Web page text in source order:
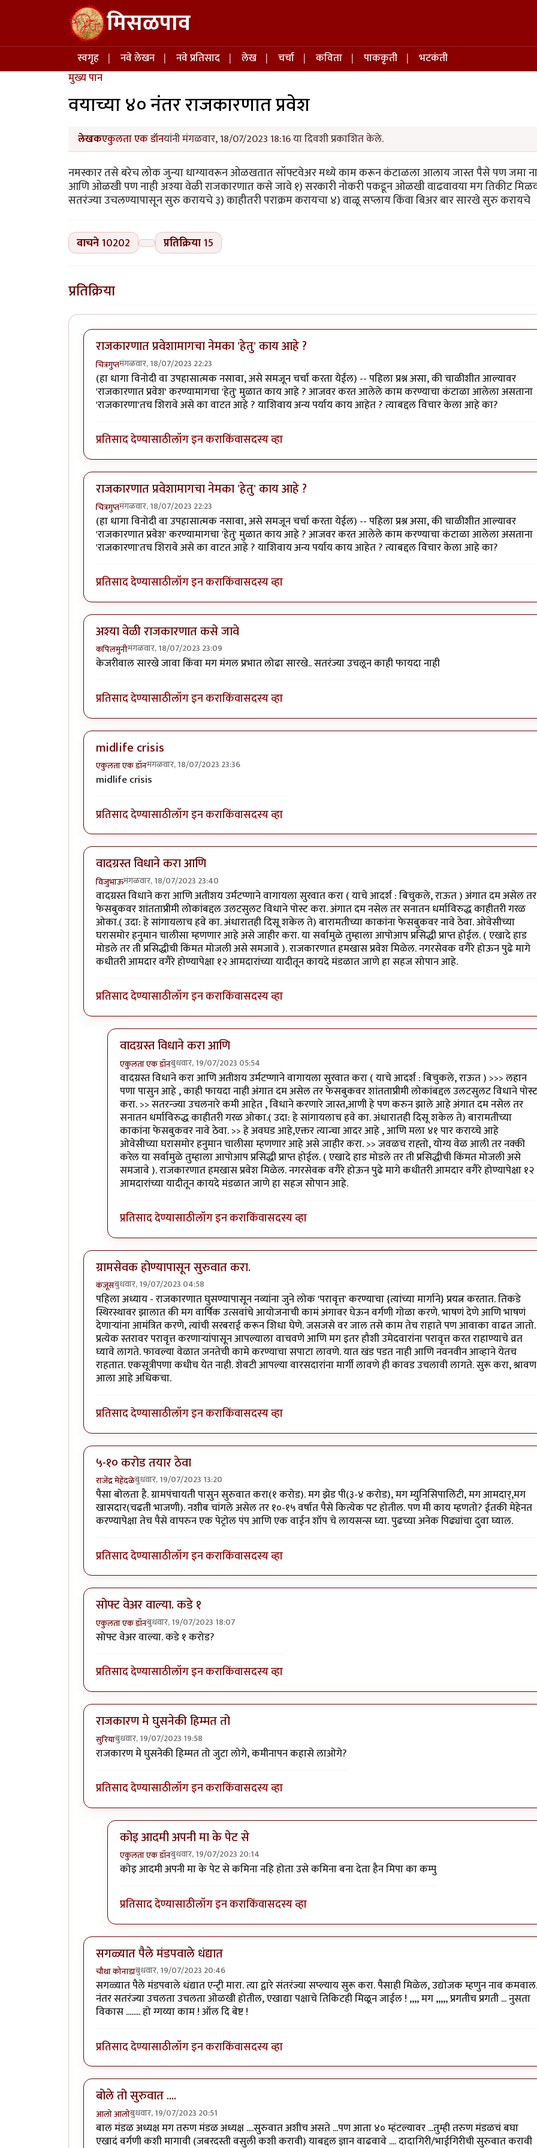
Skip to main content मिसळपाव
Main navigation
स्वगृह नवे लेखन नवे प्रतिसाद लेख चर्चा कविता पाककृती
भटकंती
मुख्य पान
वयाच्या ४० नंतर राजकारणात प्रवेश
लेखकएकुलता एक डॉनयांनी मंगळवार, 18/07/2023 18:16 या दिवशी प्रकाशित केले.
नमस्कार तसे बरेच लोक जुन्या धाग्यावरून ओळखतात सॉफ्टवेअर मध्ये काम करून कंटाळला आलाय जास्त पैसे पण जमा
आणि ओळखी पण नाही अश्या वेळी राजकारणात कसे जावे १) सरकारी नोकरी पकडून ओळखी वाढवावया मग तिकीट
सतरंज्या उचलण्यापासून सुरु करायचे ३) काहीतरी पराक्रम करायचा ४) वाळू सप्लाय किंवा बिअर बार सारखे सुरु करायचे
वाचने10202 प्रतिक्रिया15
प्रतिक्रिया
राजकारणात प्रवेशामागचा नेमका 'हेतु' काय आहे ?
चित्रगुप्तमंगळवार, 18/07/2023 22:23
(हा धागा विनोदी वा उपहासात्मक नसावा, असे समजून चर्चा करता येईल) -- पहिला प्रश्न असा, की चाळीशीत आल्यावर
'राजकारणात प्रवेश' करण्यामागचा 'हेतु' मुळात काय आहे ? आजवर करत आलेले काम करण्याचा कंटाळा आलेला असताना
'राजकारणा'तच शिरावे असे का वाटत आहे ? याशिवाय अन्य पर्याय काय आहेत ? त्याबद्दल विचार केला आहे का?
प्रतिसाद देण्यासाठीलॉग इन कराकिंवासदस्य व्हा
राजकारणात प्रवेशामागचा नेमका 'हेतु' काय आहे ?
चित्रगुप्तमंगळवार, 18/07/2023 22:23
(हा धागा विनोदी वा उपहासात्मक नसावा, असे समजून चर्चा करता येईल) -- पहिला प्रश्न असा, की चाळीशीत आल्यावर
'राजकारणात प्रवेश' करण्यामागचा 'हेतु' मुळात काय आहे ? आजवर करत आलेले काम करण्याचा कंटाळा आलेला असताना
'राजकारणा'तच शिरावे असे का वाटत आहे ? याशिवाय अन्य पर्याय काय आहेत ? त्याबद्दल विचार केला आहे का?
प्रतिसाद देण्यासाठीलॉग इन कराकिंवासदस्य व्हा
अश्या वेळी राजकारणात कसे जावे
कपिलमुनीमंगळवार, 18/07/2023 23:09
केजरीवाल सारखे जावा किंवा मग मंगल प्रभात लोढा सारखे.. सतरंज्या उचलून काही फायदा नाही
प्रतिसाद देण्यासाठीलॉग इन कराकिंवासदस्य व्हा
midlife crisis
एकुलता एक डॉनमंगळवार, 18/07/2023 23:36
midlife crisis
प्रतिसाद देण्यासाठीलॉग इन कराकिंवासदस्य व्हा
वादग्रस्त विधाने करा आणि
विजुभाऊमंगळवार, 18/07/2023 23:40
वादग्रस्त विधाने करा आणि अतीशय उर्मटप्णाने वागायला सुरवात करा ( याचे आदर्श : बिचुकले, राऊत ) अंगात दम असेल तर
फेसबुकवर शांतताप्रीमी लोकांबद्दल उलटसुलट विधाने पोस्ट करा. अंगात दम नसेल तर सनातन धर्माविरुद्ध काहीतरी गरळ
ओका.( उदा: हे सांगायलाच हवे का. अंधारातही दिसू शकेल ते) बारामतीच्या काकांना फेसबुकवर नावे ठेवा. ओवेसीच्या
घरासमोर हनुमान चालीसा म्हणणार आहे असे जाहीर करा. या सर्वामुळे तुम्हाला आपोआप प्रसिद्धी प्राप्त होईल. ( एखादे हाड
मोडले तर ती प्रसिद्धीची किंमत मोजली असे समजावे ). राजकारणात हमखास प्रवेश मिळेल. नगरसेवक वगैरे होऊन पुढे मागे
कधीतरी आमदार वगैरे होण्यापेक्षा १२ आमदारांच्या यादीतून कायदे मंडळात जाणे हा सहज सोपान आहे.
प्रतिसाद देण्यासाठीलॉग इन कराकिंवासदस्य व्हा
वादग्रस्त विधाने करा आणि
एकुलता एक डॉनबुधवार, 19/07/2023 05:54
In reply toवादग्रस्त विधाने करा आणिbyविजुभाऊ
वादग्रस्त विधाने करा आणि अतीशय उर्मटप्णाने वागायला सुरवात करा ( याचे आदर्श : बिचुकले, राऊत ) >>> लहान
पणा पासुन आहे , काही फायदा नाही अंगात दम असेल तर फेसबुकवर शांतताप्रीमी लोकांबद्दल उलटसुलट विधाने पोस्ट
करा. >> सतरन्ज्या उचलनारे कमी आहेत , विधाने करणारे जास्त,आणी हे पण करुन झाले आहे अंगात दम नसेल तर
सनातन धर्माविरुद्ध काहीतरी गरळ ओका.( उदा: हे सांगायलाच हवे का. अंधारातही दिसू शकेल ते) बारामतीच्या
काकांना फेसबुकवर नावे ठेवा. >> हे अवघड आहे,एक्तर त्यान्चा आदर आहे , आणि मला ४१ पार कराय्चे आहे
ओवेसीच्या घरासमोर हनुमान चालीसा म्हणणार आहे असे जाहीर करा. >> जवळच राह्तो, योग्य वेळ आली तर नक्की
करेल या सर्वामुळे तुम्हाला आपोआप प्रसिद्धी प्राप्त होईल. ( एखादे हाड मोडले तर ती प्रसिद्धीची किंमत मोजली असे
समजावे ). राजकारणात हमखास प्रवेश मिळेल. नगरसेवक वगैरे होऊन पुढे मागे कधीतरी आमदार वगैरे होण्यापेक्षा १२
आमदारांच्या यादीतून कायदे मंडळात जाणे हा सहज सोपान आहे.
प्रतिसाद देण्यासाठीलॉग इन कराकिंवासदस्य व्हा
ग्रामसेवक होण्यापासून सुरुवात करा.
कंजूसबुधवार, 19/07/2023 04:58
पहिला अध्याय - राजकारणात घुसण्यापासून नव्यांना जुने लोक 'परावृत्त' करण्याचा {त्यांच्या मार्गाने} प्रयत्न करतात. तिकडे
स्थिरस्थावर झालात की मग वार्षिक उत्सवांचे आयोजनाची कामं अंगावर घेऊन वर्गणी गोळा करणे. भाषणं देणे आणि भाषणं
देणाऱ्यांना आमंत्रित करणे, त्यांची सरबराई करून शिधा घेणे. जसजसे वर जाल तसे काम तेच राहाते पण आवाका वाढत जातो.
प्रत्येक स्तरावर परावृत्त करणाऱ्यांपासून आपल्याला वाचवणे आणि मग इतर हौशी उमेदवारांना परावृत्त करत राहाण्याचे व्रत
घ्यावे लागते. फावल्या वेळात जनतेची कामे करण्याचा सपाटा लावणे. यात खंड पडत नाही आणि नवनवीन आव्हाने येतच
राहतात. एकसूत्रीपणा कधीच येत नाही. शेवटी आपल्या वारसदारांना मार्गी लावणे ही कावड उचलावी लागते. सुरू करा, श्रावण
आला आहे अधिकचा.
प्रतिसाद देण्यासाठीलॉग इन कराकिंवासदस्य व्हा
५-१० करोड तयार ठेवा
राजेंद्र मेहेंदळेबुधवार, 19/07/2023 13:20
पैसा बोलता है. ग्रामपंचायती पासुन सुरुवात करा(१ करोड). मग झेड पी(३-४ करोड), मग म्युनिसिपालिटी, मग आमदार्,मग
खासदार(चढती भाजणी). नशीब चांगले असेल तर १०-१५ वर्षात पैसे कित्येक पट होतील. पण मी काय म्हणतो? ईतकी मेहेनत
करण्यापेक्षा तेच पैसे वापरुन एक पेट्रोल पंप आणि एक वाईन शॉप चे लायसन्स घ्या. पुढच्या अनेक पिढ्यांचा दुवा घ्याल.
प्रतिसाद देण्यासाठीलॉग इन कराकिंवासदस्य व्हा
सोफ्ट वेअर वाल्या. कडे १
एकुलता एक डॉनबुधवार, 19/07/2023 18:07
सोफ्ट वेअर वाल्या. कडे १ करोड?
प्रतिसाद देण्यासाठीलॉग इन कराकिंवासदस्य व्हा
राजकारण मे घुसनेकी हिम्मत तो
सुरियाबुधवार, 19/07/2023 19:58
राजकारण मे घुसनेकी हिम्मत तो जुटा लोगे, कमीनापन कहासे लाओगे?
प्रतिसाद देण्यासाठीलॉग इन कराकिंवासदस्य व्हा
कोइ आदमी अपनी मा के पेट से
एकुलता एक डॉनबुधवार, 19/07/2023 20:14
In reply toराजकारण मे घुसनेकी हिम्मत तोbyसुरिया
कोइ आदमी अपनी मा के पेट से कमिना नहि होता उसे कमिना बना देता हैन मिपा का कम्पु
प्रतिसाद देण्यासाठीलॉग इन कराकिंवासदस्य व्हा
सगळ्यात पैले मंडपवाले धंद्यात
चौथा कोनाडाबुधवार, 19/07/2023 20:46
सगळ्यात पैले मंडपवाले धंद्यात एन्ट्री मारा. त्या द्वारे संतरंज्या सप्ल्याय सुरू करा. पैसाही मिळेल, उद्योजक म्हणुन नाव कमवाल.
नंतर सतरंज्या उचलता उचलता ओळखी होतील, एखाद्या पक्षाचे तिकिटही मिळून जाईल ! ,,,, मग ,,,,, प्रगतीच प्रगती ... नुसता
विकास ........ हो ग्गय्या काम ! ऑल दि बेष्ट !
प्रतिसाद देण्यासाठीलॉग इन कराकिंवासदस्य व्हा
बोले तो सुरुवात ....
आलो आलोबुधवार, 19/07/2023 20:51
बाल मंडळ अध्यक्ष मग तरुण मंडळ अध्यक्ष ....सुरुवात अशीच असते ...पण आता ४० म्हंटल्यावर ...तुम्ही तरुण मंडळचं बघा
एखादं वर्गणी कशी मागावी (जबरदस्ती वसुली कशी करावी) याबद्दल ज्ञान वाढवावे .... दादागिरी/भाईगिरीची सुरुवात करावी